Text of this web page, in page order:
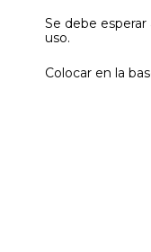
Se debe
uso.
Colocar en la